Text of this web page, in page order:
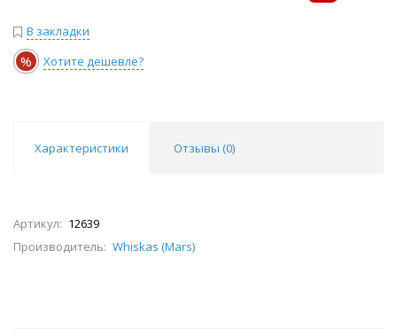
В закладки
% Хотите дешевле?
Характеристики Отзывы (0)
Артикул: 12639
Производитель: Whiskas (Mars)